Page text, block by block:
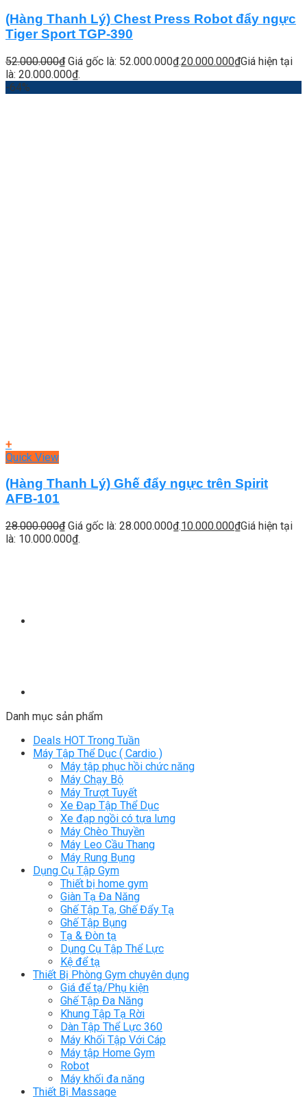
(Hàng Thanh Lý) Chest Press Robot đẩy ngực
Tiger Sport TGP-390
52.000.000₫ Giá gốc là: 52.000.000₫.20.000.000₫Giá hiện tại
là: 20.000.000₫.
-64%
+
Quick View
(Hàng Thanh Lý) Ghế đẩy ngực trên Spirit
AFB-101
28.000.000₫ Giá gốc là: 28.000.000₫.10.000.000₫Giá hiện tại
là: 10.000.000₫.
Danh mục sản phẩm
Deals HOT Trong Tuần
Máy Tập Thể Dục ( Cardio )
Máy tập phục hồi chức năng
Máy Chạy Bộ
Máy Trượt Tuyết
Xe Đạp Tập Thể Dục
Xe đạp ngồi có tựa lưng
Máy Chèo Thuyền
Máy Leo Cầu Thang
Máy Rung Bụng
Dụng Cụ Tập Gym
Thiết bị home gym
Giàn Tạ Đa Năng
Ghế Tập Tạ, Ghế Đẩy Tạ
Ghế Tập Bụng
Tạ & Đòn tạ
Dụng Cụ Tập Thể Lực
Kệ để tạ
Thiết Bị Phòng Gym chuyên dụng
Giá để tạ/Phụ kiện
Ghế Tập Đa Năng
Khung Tập Tạ Rời
Dàn Tập Thể Lực 360
Máy Khối Tập Với Cáp
Máy tập Home Gym
Robot
Máy khối đa năng
Thiết Bị Massage